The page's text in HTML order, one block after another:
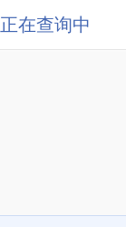
正在查询中